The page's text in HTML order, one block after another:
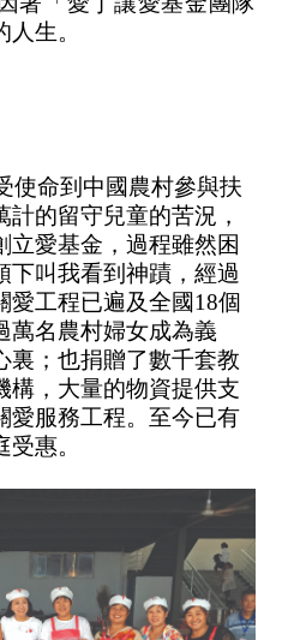
生。
命到中國農村參與扶
的留守兒童的苦況，
立愛基金，過程雖然困
下叫我看到神蹟，經過
愛工程已遍及全國18個
萬名農村婦女成為義
裏；也捐贈了數千套教
構，大量的物資提供支
愛服務工程。至今已有
惠。